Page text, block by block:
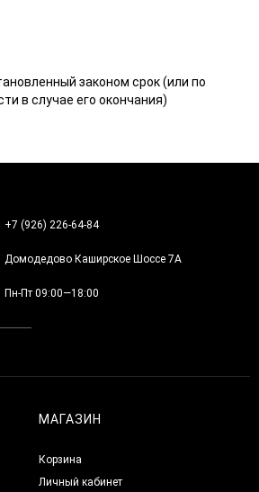
законом срок (или по
в случае его окончания)
+7 (926) 226-64-84
Домодедово Каширское Шоссе 7А
Пн-Пт 09:00—18:00
МАГАЗИН
Корзина
Личный кабинет